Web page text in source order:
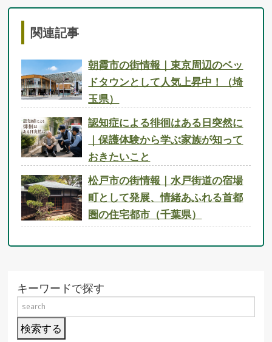
関連記事
朝霞市の街情報｜東京周辺のベッ
ドタウンとして人気上昇中！（埼
玉県）
認知症による徘徊はある日突然に
｜保護体験から学ぶ家族が知って
おきたいこと
松戸市の街情報｜水戸街道の宿場
町として発展、情緒あふれる首都
圏の住宅都市（千葉県）
キーワードで探す